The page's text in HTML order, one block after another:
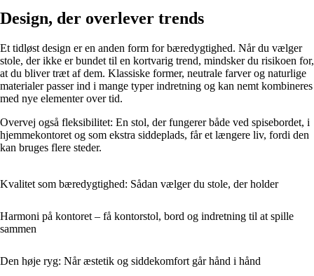
Design, der overlever trends
Et tidløst design er en anden form for bæredygtighed. Når du vælger
stole, der ikke er bundet til en kortvarig trend, mindsker du risikoen for,
at du bliver træt af dem. Klassiske former, neutrale farver og naturlige
materialer passer ind i mange typer indretning og kan nemt kombineres
med nye elementer over tid.
Overvej også fleksibilitet: En stol, der fungerer både ved spisebordet, i
hjemmekontoret og som ekstra siddeplads, får et længere liv, fordi den
kan bruges flere steder.
Kvalitet som bæredygtighed: Sådan vælger du stole, der holder
Harmoni på kontoret – få kontorstol, bord og indretning til at spille
sammen
Den høje ryg: Når æstetik og siddekomfort går hånd i hånd